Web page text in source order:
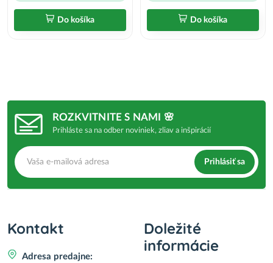
Do košíka Do košíka
ROZKVITNITE S NAMI 🌸
Prihláste sa na odber noviniek, zliav a inšpirácií
Prihlásiť sa
Kontakt
Adresa predajne:
Doležité
informácie